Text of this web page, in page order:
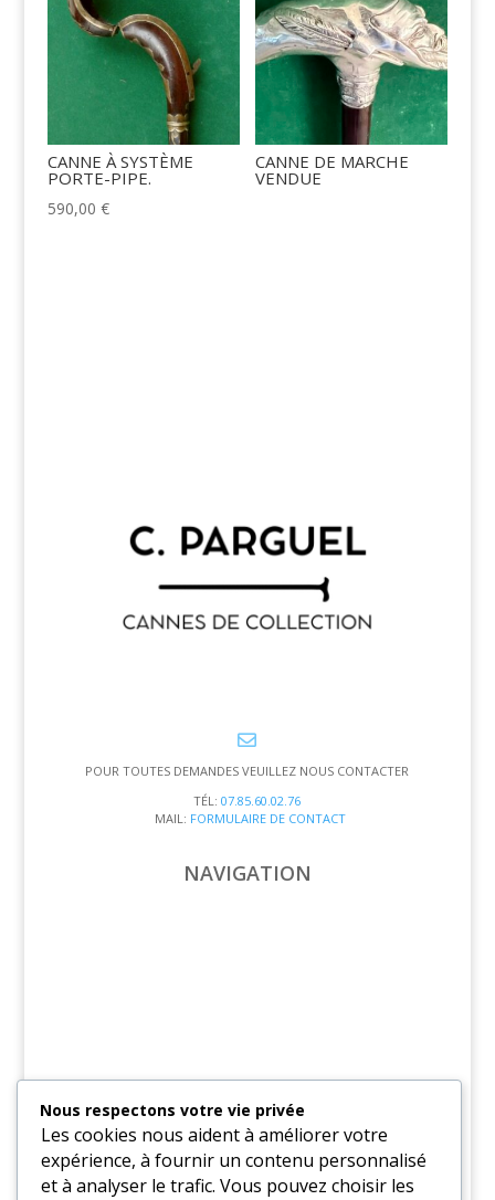
CANNE À SYSTÈME
PORTE-PIPE.
590,00 €
CANNE DE MARCHE
VENDUE

POUR TOUTES DEMANDES VEUILLEZ NOUS CONTACTER
TÉL:07.85.60.02.76
MAIL: FORMULAIRE DE CONTACT
NAVIGATION
– PAGE D’ACCUEIL –
– BOUTIQUE –
Nous respectons votre vie privée
Les cookies nous aident à améliorer votre
expérience, à fournir un contenu personnalisé
et à analyser le trafic. Vous pouvez choisir les